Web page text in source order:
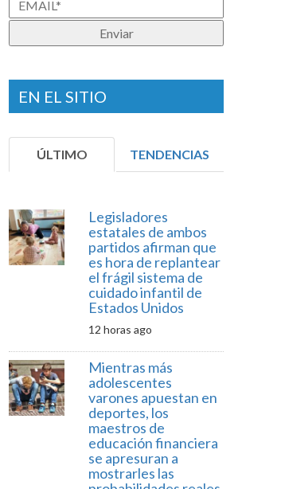
EN EL SITIO
ÚLTIMO TENDENCIAS
Legisladores
estatales de ambos
partidos afirman que
es hora de replantear
el frágil sistema de
cuidado infantil de
Estados Unidos
12 horas ago
Mientras más
adolescentes
varones apuestan en
deportes, los
maestros de
educación financiera
se apresuran a
mostrarles las